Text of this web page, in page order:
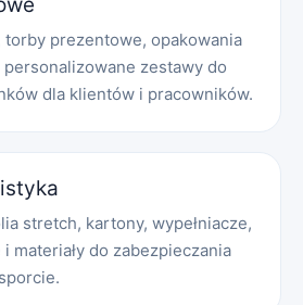
torby prezentowe, opakowania
zestawy do
dla klientów i pracowników.
stretch, kartony, wypełniacze,
materiały do zabezpieczania